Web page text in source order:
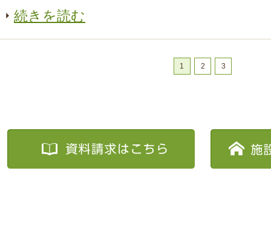
続きを読む
1 2 3